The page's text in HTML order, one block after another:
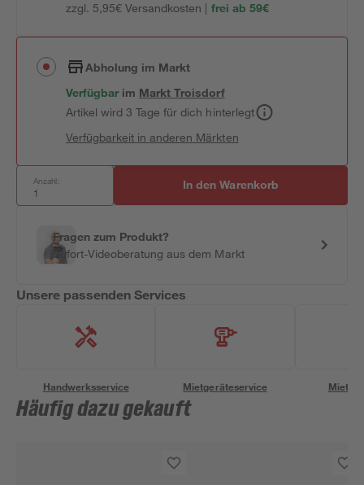
zzgl. 5,95€ Versandkosten | frei ab 59€
Abholung im Markt
Verfügbar im MarktTroisdorf
Artikel wird 3 Tage für dich hinterlegt
Verfügbarkeit in anderen Märkten
Anzahl: In den Warenkorb
Fragen zum Produkt?
Sofort-Videoberatung aus dem Markt
Unsere passenden Services
Handwerksservice Mietgeräteservice
Häufig dazu gekauft